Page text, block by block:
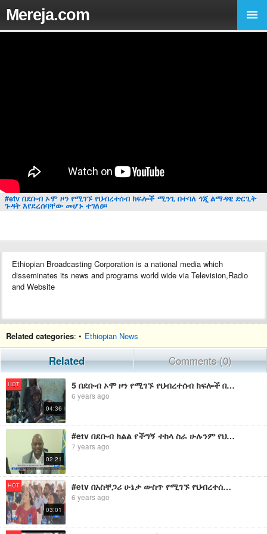
Mereja.com
#etv በደቡብ ኦሞ ዞን የሚገኙ የህብረተሰብ ክፍሎች ሚንጊ በተባለ ጎጂ ልማዳዊ ድርጊት
ጉዳት እየደረሰባቸው መሆኑ ተገለፀ፡፡
Ethiopian Broadcasting Corporation is a national media which
disseminates its news and programs world wide via Television,Radio
and Website
Related categories: • Ethiopian News
Related Comments (0)
HOT
04:36
5 በደቡብ ኦሞ ዞን የሚገኙ የህብረተሰብ ክፍሎች በማህበራት ለተደራጁ ዜጎች ድጋፍ በማድረግ በኢኮኖሚ ተጠቃሚ ለማድረግ እየተሰራ ነው
6 years ago
02:21
#etv በደቡብ ክልል የችግኝ ተከላ ስራ ሁሉንም የህብረተሰብ ክፍል ባሳተፈ መልኩ በሚፈለገው ደረጃ በመከናወን ላይ መሆኑ ተገለፀ፡፡
7 years ago
HOT
03:01
#etv በአስቸጋሪ ሁኔታ ውስጥ የሚገኙ የህብረተሰብ ክፍሎችን ተባብሮ ለመደበኛ ኑሮ ማብቃት እንደሚገባ ተገለፀ፡፡
6 years ago